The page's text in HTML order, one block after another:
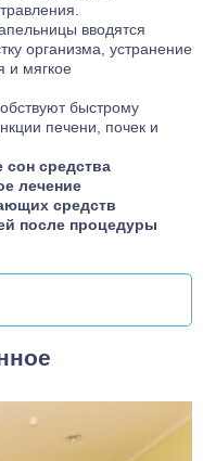
вводятся
организма, устранение
и мягкое
быстрому
печени, почек и
средства
лечение
средств
после процедуры